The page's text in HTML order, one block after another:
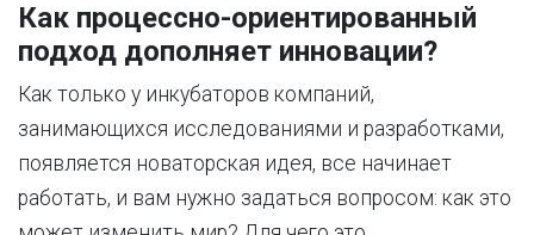
Как процессно-ориентированный
подход дополняет инновации?
Как только у инкубаторов компаний,
занимающихся исследованиями и разработками,
появляется новаторская идея, все начинает
работать, и вам нужно задаться вопросом: как это